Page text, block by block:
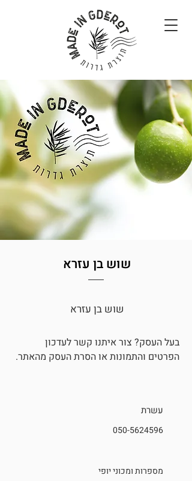
שוש בן עזרא
שוש בן עזרא
בעל העסק? צור איתנו קשרלעדכון
הפרטים והתמונות או הסרת העסק מהאתר.
עשרת
050-5624596
מספרות ומכוני יופי